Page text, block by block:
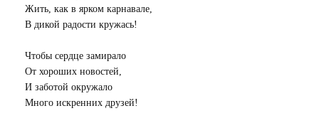
Жить, как в ярком карнавале,
В дикой радости кружась!
Чтобы сердце замирало
От хороших новостей,
И заботой окружало
Много искренних друзей!